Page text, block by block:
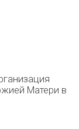
Матери в